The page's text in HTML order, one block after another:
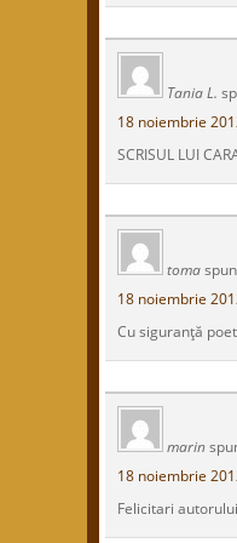
Tania L.
18 noiembrie
SCRISUL LUI
toma
18 noiembrie
Cu siguranţă
marin
18 noiembrie
Felicitari